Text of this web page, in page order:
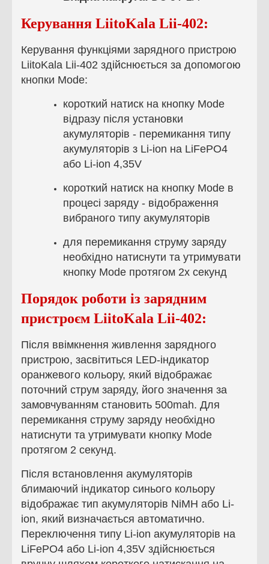
Керування LiitoKala Lii-402:
Керування функціями зарядного пристрою
LiitoKala Lii-402 здійснюється за допомогою
кнопки Mode:
короткий натиск на кнопку Mode
відразу після установки
акумуляторів - перемикання типу
акумуляторів з Li-ion на LiFePO4
або Li-ion 4,35V
короткий натиск на кнопку Mode в
процесі заряду - відображення
вибраного типу акумуляторів
для перемикання струму заряду
необхідно натиснути та утримувати
кнопку Mode протягом 2х секунд
Порядок роботи із зарядним
пристроєм LiitoKala Lii-402:
Після ввімкнення живлення зарядного
пристрою, засвітиться LED-індикатор
оранжевого кольору, який відображає
поточний струм заряду, його значення за
замовчуванням становить 500mah. Для
перемикання струму заряду необхідно
натиснути та утримувати кнопку Mode
протягом 2 секунд.
Після встановлення акумуляторів
блимаючий індикатор синього кольору
відображає тип акумуляторів NiMH або Li-
ion, який визначається автоматично.
Переключення типу Li-ion акумуляторів на
LiFePO4 або Li-ion 4,35V здійснюється